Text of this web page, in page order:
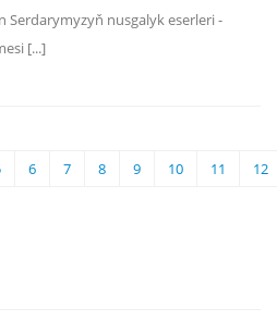
Serdarymyzyň nusgalyk eserleri -
[...]
6 7 8 9 10 11 12